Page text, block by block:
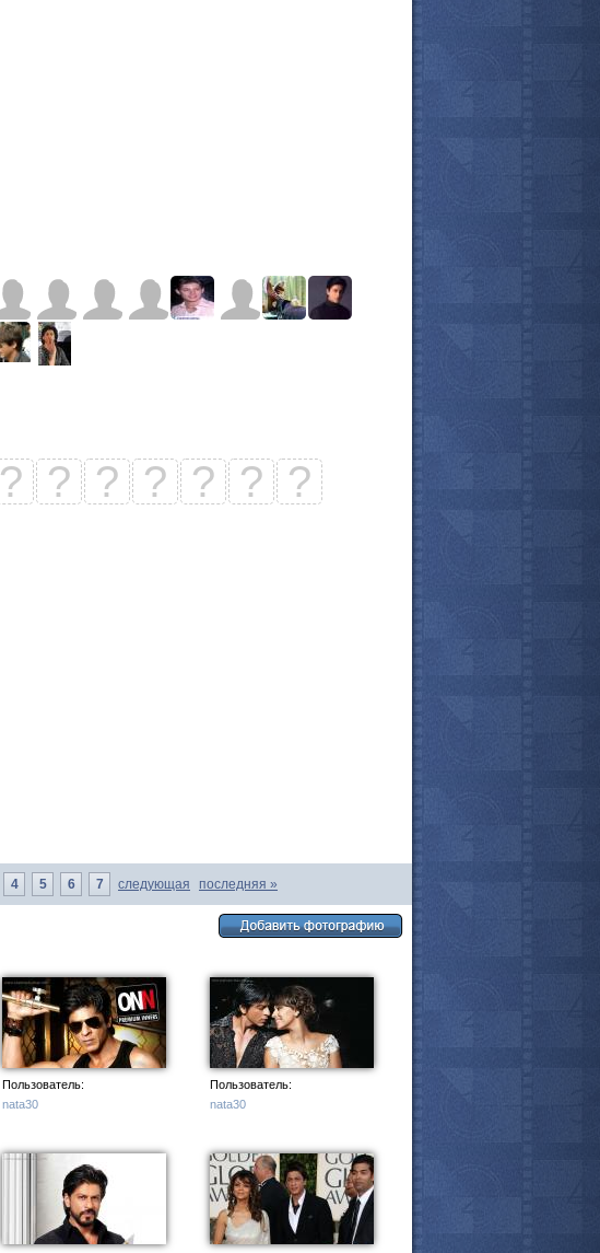
? ? ? ? ? ? ?
4 5 6 7 следующая последняя »
Пользователь:
nata30
Пользователь:
nata30
все актёры